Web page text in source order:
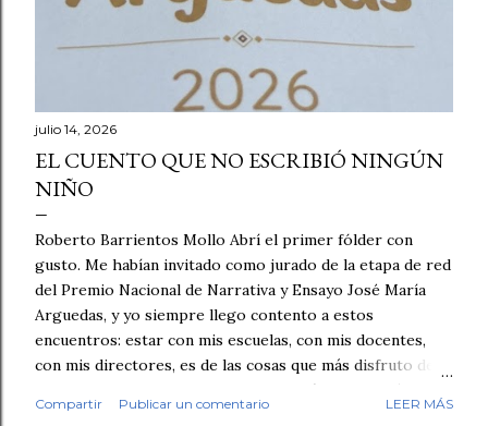
julio 14, 2026
EL CUENTO QUE NO ESCRIBIÓ NINGÚN
NIÑO
Roberto Barrientos Mollo Abrí el primer fólder con
gusto. Me habían invitado como jurado de la etapa de red
del Premio Nacional de Narrativa y Ensayo José María
Arguedas, y yo siempre llego contento a estos
encuentros: estar con mis escuelas, con mis docentes,
con mis directores, es de las cosas que más disfruto de
mi trabajo. Antes de empezar la revisión hubo café,
saludos, conversación. Luego, los fólderes. Leí el primer
Compartir Publicar un comentario LEER MÁS